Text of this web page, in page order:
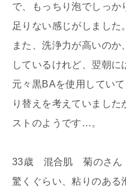
で、もっちり泡でしっか
足りない感じがしました。
また、洗浄力が高いのか
しているけれど、翌朝に
元々黒BAを使用してい
り替えを考えていまし
ストのようです…。
33歳 混合肌 菊のさん
驚くぐらい、粘りのある